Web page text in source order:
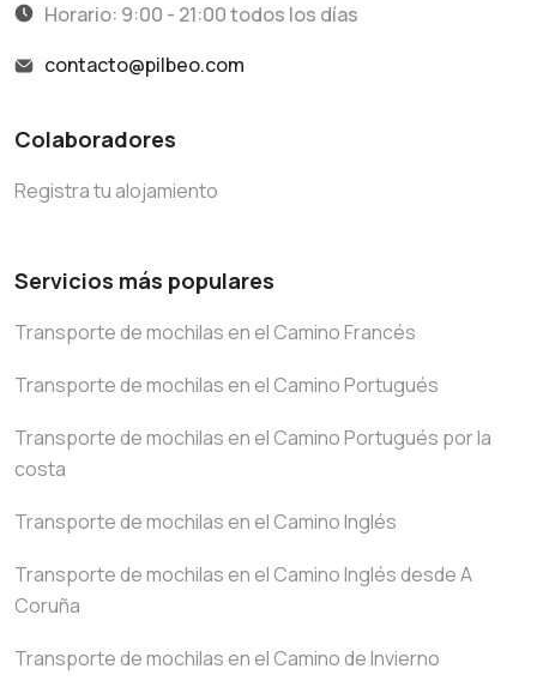
Horario: 9:00 - 21:00 todos los días
contacto@pilbeo.com
Colaboradores
Registra tu alojamiento
Servicios más populares
Transporte de mochilas en el Camino Francés
Transporte de mochilas en el Camino Portugués
Transporte de mochilas en el Camino Portugués por la
costa
Transporte de mochilas en el Camino Inglés
Transporte de mochilas en el Camino Inglés desde A
Coruña
Transporte de mochilas en el Camino de Invierno